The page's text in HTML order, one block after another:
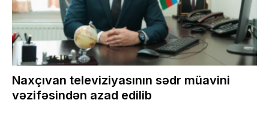
Naxçıvan televiziyasının sədr müavini
vəzifəsindən azad edilib